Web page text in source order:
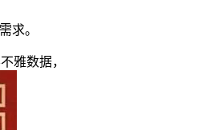
求。
雅数据，